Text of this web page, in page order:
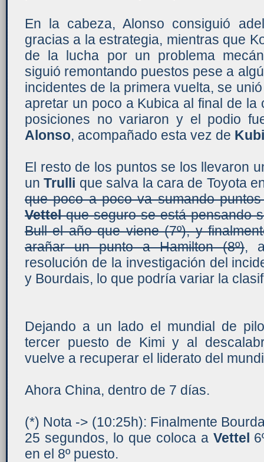
En la cabeza, Alonso consiguió
gracias a la estrategia, mientras que
de la lucha por un problema
siguió remontando puestos pese a
incidentes de la primera vuelta, se
apretar un poco a Kubica al final de la
posiciones no variaron y el podio
Alonso, acompañado esta vez de
El resto de los puntos se los llevaron
unTrulli que salva la cara de Toyota
que poco a poco va sumando
Vettelque seguro se está pensando
Bullel año que viene (7º), y
arañar un punto a Hamilton (8º),
resolución de la investigación del
y Bourdais, lo que podría variar la
Dejando a un lado el mundial de
tercer puesto de Kimi y al
vuelve a recuperar el liderato del
Ahora China, dentro de 7 días.
(*) Nota -> (10:25h): Finalmente
25 segundos, lo que coloca a Vettel
en el 8º puesto.